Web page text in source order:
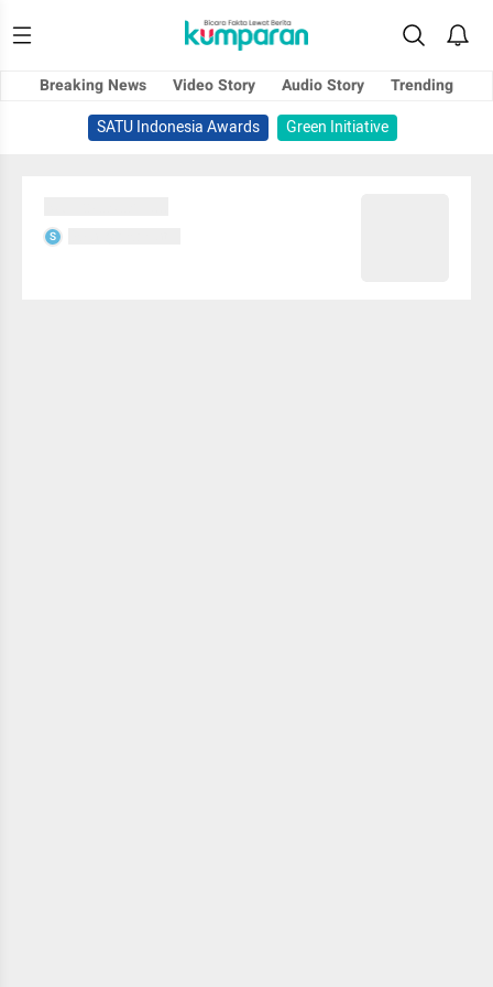
Breaking News Video Story Audio Story
Trending
SATU Indonesia Awards
Green Initiative
S